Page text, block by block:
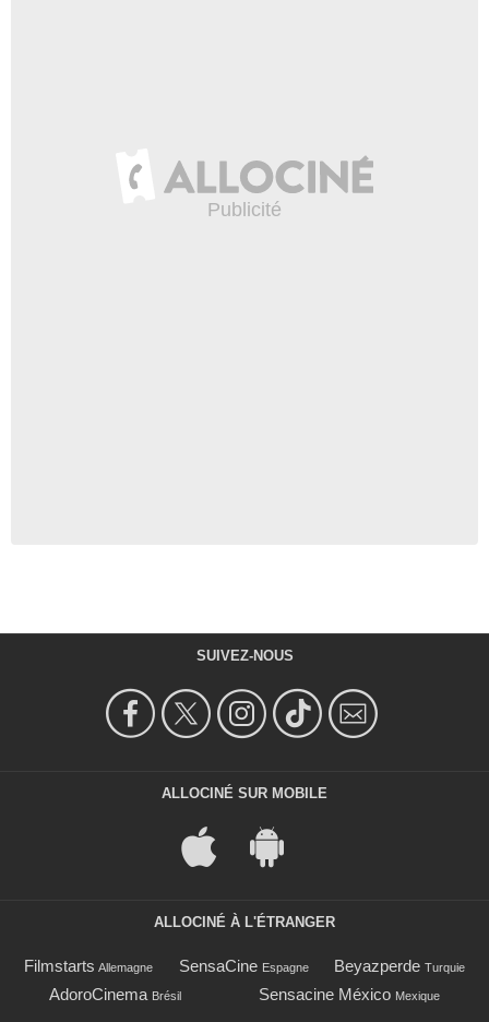
SUIVEZ-NOUS
ALLOCINÉ SUR MOBILE
ALLOCINÉ À L'ÉTRANGER
Filmstarts Allemagne SensaCine Espagne Beyazperde Turquie
AdoroCinema Brésil Sensacine México Mexique